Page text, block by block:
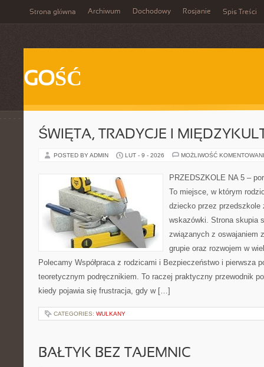
Strona główna Archiwum Dochodowy Rosjanie Spis Treści
GOŚĆ
ŚWIĘTA, TRADYCJE I
POSTED BY ADMIN LUT - 9 - 2026 MOŻLIWOŚĆ
PRZEDSZKOLE NA 5 –
To miejsce, w którym
dziecko przez przedszkole
wskazówki. Strona skupia
związanych z oswajaniem
grupie oraz rozwojem w
Polecamy Współpraca z rodzicami i Bezpieczeństwo i pierwsza
teoretycznym podręcznikiem. To raczej praktyczny przewodnik
kiedy pojawia się frustracja, gdy w […]
CATEGORIES: WULKANY
BAŁTYK BEZ TAJEMNIC